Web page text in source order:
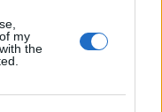
my
the
στρατηγική, η
στηριχθεί η νέα